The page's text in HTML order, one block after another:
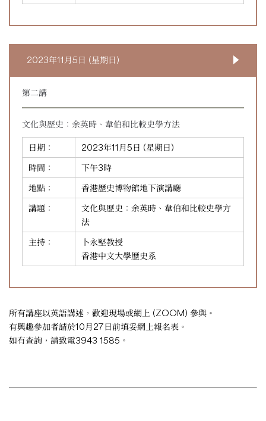
2023年11月5日 (星期日)
第二講
文化與歷史：余英時、韋伯和比較史學方法
日期：
2023年11月5日 (星期日)
時間：
下午3時
地點：
香港歷史博物館地下演講廳
講題：
文化與歷史：余英時、韋伯和比較史學方
法
主持：
卜永堅教授
香港中文大學歷史系
所有講座以英語講述，歡迎現場或網上 (ZOOM) 參與。
有興趣參加者請於10月27日前填妥網上報名表 。
如有查詢，請致電3943 1585。